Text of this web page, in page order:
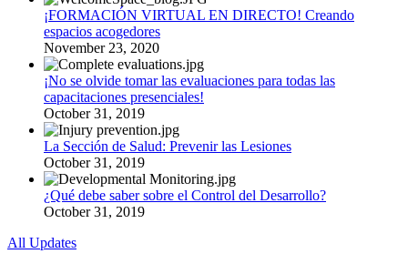
¡FORMACIÓN VIRTUAL EN DIRECTO! Creando
espacios acogedores
November 23, 2020
¡No se olvide tomar las evaluaciones para todas las
capacitaciones presenciales!
October 31, 2019
La Sección de Salud: Prevenir las Lesiones
October 31, 2019
¿Qué debe saber sobre el Control del Desarrollo?
October 31, 2019
All Updates